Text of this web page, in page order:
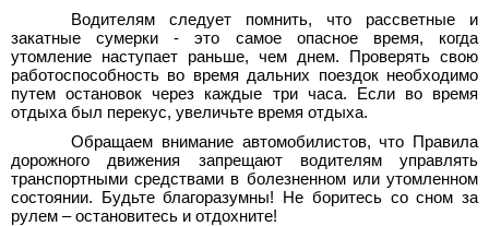
Водителям следует помнить, что рассветные и
закатные сумерки - это самое опасное время, когда
утомление наступает раньше, чем днем. Проверять свою
работоспособность во время дальних поездок необходимо
путем остановок через каждые три часа. Если во время
отдыха был перекус, увеличьте время отдыха.
Обращаем внимание автомобилистов, что Правила
дорожного движения запрещают водителям управлять
транспортными средствами в болезненном или утомленном
состоянии. Будьте благоразумны! Не боритесь со сном за
рулем – остановитесь и отдохните!